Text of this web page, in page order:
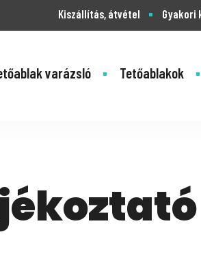
Kiszállítás, átvétel Gyakori
varázsló Tetőablakok